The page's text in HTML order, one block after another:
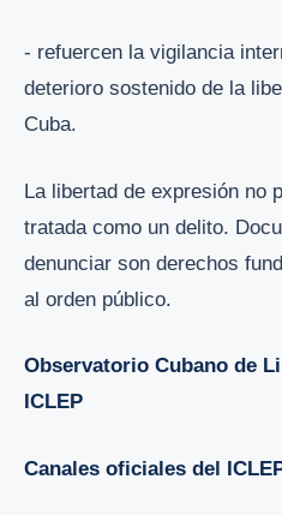
- refuercen la vigilancia
deterioro sostenido de la
Cuba.
La libertad de expresión no
tratada como un delito.
denunciar son derechos
al orden público.
Observatorio Cubano de
ICLEP
Canales oficiales del